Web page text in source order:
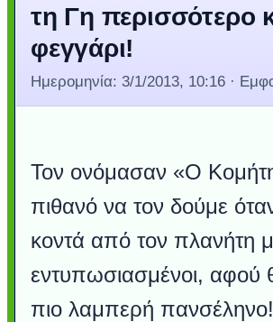
τη Γη περισσότερο
φεγγάρι!
Ημερομηνία: 3/1/2013, 10:16 ·
Τον ονόμασαν «Ο
πιθανό να τον δούμε
κοντά από τον πλανήτη
εντυπωσιασμένοι, αφού
πιο λαμπερή πανσέληνο!